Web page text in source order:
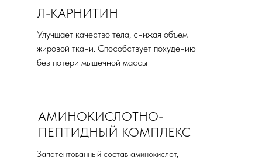
АМИНОКИСЛОТНО-
ПЕПТИДНЫЙ КОМПЛЕКС
Запатентованный состав аминокислот,
Л-КАРНИТИН
Улучшает качество тела, снижая объем
жировой ткани. Способствует похудению
без потери мышечной массы